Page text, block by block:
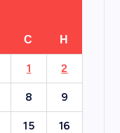
С Н
1 2
8 9
15 16